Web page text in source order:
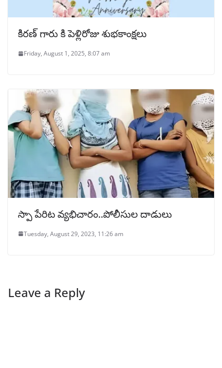
కిరణ్ గారు కి పెళ్లిరోజు శుభకాంక్షలు
Friday, August 1, 2025, 8:07 am
స్పా పేరిట వ్యభిచారం..పోలీసుల దాడులు
Tuesday, August 29, 2023, 11:26 am
Leave a Reply